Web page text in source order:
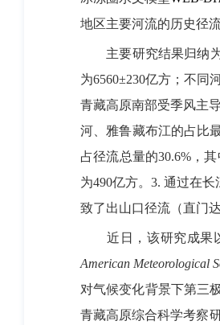
地区主要河流的历史径流
主要研究结果归纳
为6560±230亿方；不同
青藏高原南部受季风主
河、雅鲁藏布江的占比
占径流总量的30.6% ，
为490亿方。3.通过在长
致了出山口径流（直门
近日，该研究成果
American Meteorological
对气候变化背景下第三
青藏高原综合科学考察